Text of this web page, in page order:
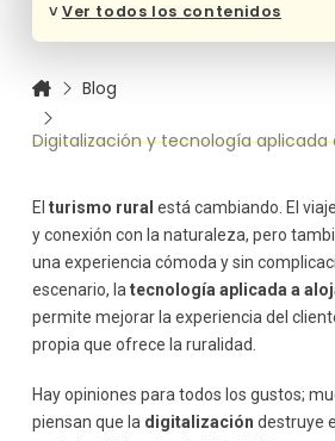
Mayor control y toma de
Sistemas de gestión hotelera
Digitalización de la experiencia del
estancia
Check-in y check-out digital
Tecnología para mejorar el confort
Domótica y control inteligente
Conectividad y servicios
Tecnología aplicada a alojamientos
Uso eficiente de recursos
Comunicación de prácticas
˅Ver todos los contenidos
Blog
Digitalización y tecnología aplicada a
El turismo rural está cambiando. El
y conexión con la naturaleza, pero
una experiencia cómoda y sin
escenario, latecnología aplicada a
permite mejorar la experiencia del
propia que ofrece la ruralidad.
Hay opiniones para todos los gustos;
piensan que la digitalización destruye